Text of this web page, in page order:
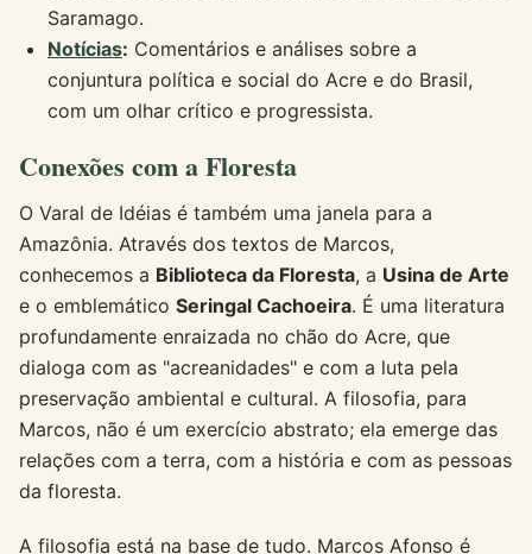
Saramago.
Notícias: Comentários e análises sobre a
conjuntura política e social do Acre e do Brasil,
com um olhar crítico e progressista.
Conexões com a Floresta
O Varal de Idéias é também uma janela para a
Amazônia. Através dos textos de Marcos,
conhecemos a Biblioteca da Floresta, a Usina de Arte
e o emblemático Seringal Cachoeira. É uma literatura
profundamente enraizada no chão do Acre, que
dialoga com as "acreanidades" e com a luta pela
preservação ambiental e cultural. A filosofia, para
Marcos, não é um exercício abstrato; ela emerge das
relações com a terra, com a história e com as pessoas
da floresta.
A filosofia está na base de tudo. Marcos Afonso é